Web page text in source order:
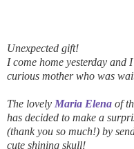
Unexpected gift!
I come home yesterday and
curious mother who was
The lovely Maria Elena of
has decided to make a
(thank you so much!) by
cute shining skull!